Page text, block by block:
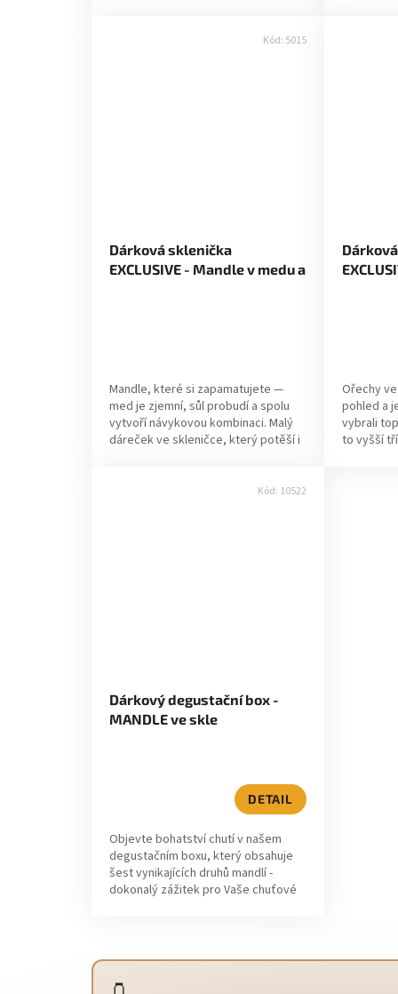
Dárková sklenička
EXCLUSIVE - Mandle v medu a
Mandle, které si zapamatujete —
med je zjemní, sůl probudí a spolu
vytvoří návykovou kombinaci. Malý
dáreček ve skleničce, který potěší i
Kód: 5015
Ořechy
pohled a
vybrali
to vyšší
Dárkový degustační box -
MANDLE ve skle
DETAIL
Objevte bohatství chutí v našem
degustačním boxu, který obsahuje
šest vynikajících druhů mandlí -
dokonalý zážitek pro Vaše chuťové
Kód: 10522